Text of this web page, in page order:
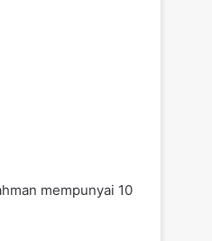
mempunyai 10